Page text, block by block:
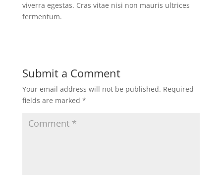
viverra egestas. Cras vitae nisi non mauris ultrices
fermentum.
Submit a Comment
Your email address will not be published. Required
fields are marked *